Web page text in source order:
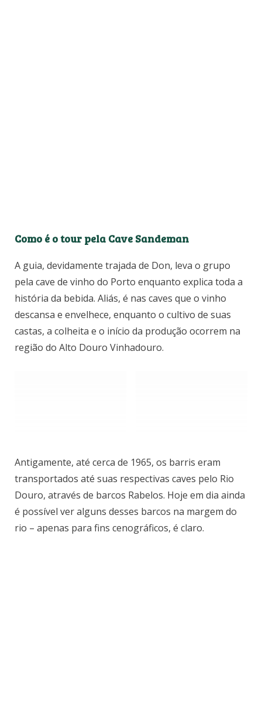
Como é o tour pela Cave Sandeman
A guia, devidamente trajada de Don, leva o grupo
pela cave de vinho do Porto enquanto explica toda a
história da bebida. Aliás, é nas caves que o vinho
descansa e envelhece, enquanto o cultivo de suas
castas, a colheita e o início da produção ocorrem na
região do Alto Douro Vinhadouro.
Antigamente, até cerca de 1965, os barris eram
transportados até suas respectivas caves pelo Rio
Douro, através de barcos Rabelos. Hoje em dia ainda
é possível ver alguns desses barcos na margem do
rio – apenas para fins cenográficos, é claro.